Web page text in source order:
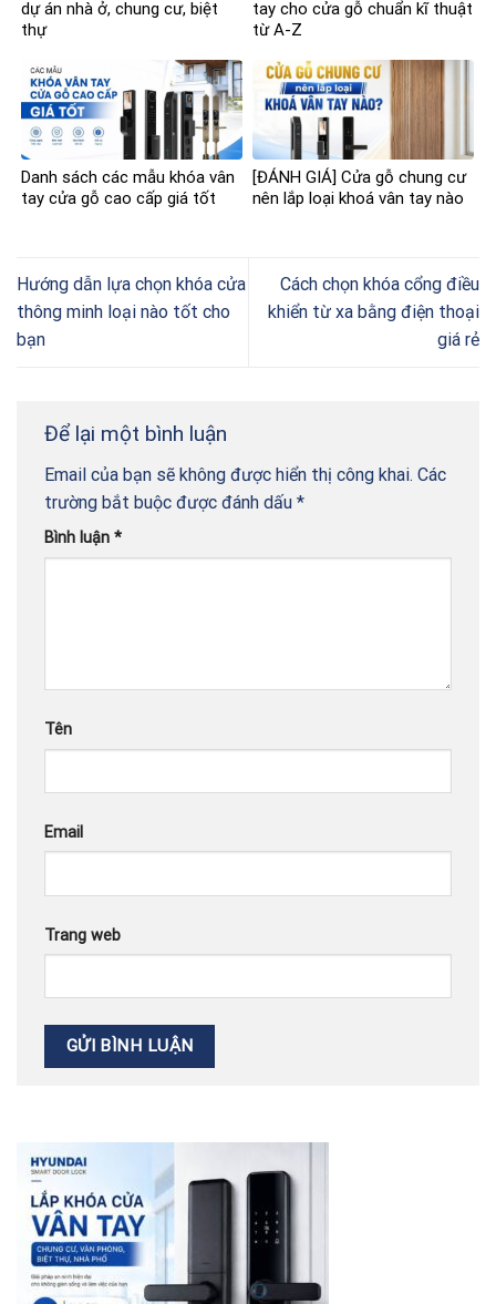
dự án nhà ở, chung cư, biệt
thự
tay cho cửa gỗ chuẩn kĩ thuật
từ A-Z
Danh sách các mẫu khóa vân
tay cửa gỗ cao cấp giá tốt
[ĐÁNH GIÁ] Cửa gỗ chung cư
nên lắp loại khoá vân tay nào
Hướng dẫn lựa chọn khóa cửa
thông minh loại nào tốt cho
bạn
Cách chọn khóa cổng điều
khiển từ xa bằng điện thoại
giá rẻ
Để lại một bình luận
Email của bạn sẽ không được hiển thị công khai. Các
trường bắt buộc được đánh dấu *
Bình luận *
Tên
Email
Trang web